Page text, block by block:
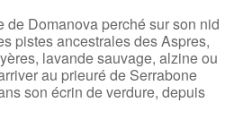
de Domanova perché sur son nid
pistes ancestrales des Aspres,
lavande sauvage, alzine ou
au prieuré de Serrabone
son écrin de verdure, depuis